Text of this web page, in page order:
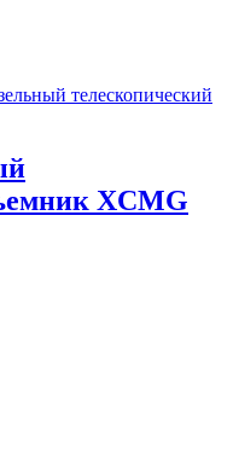
телескопический
XCMG